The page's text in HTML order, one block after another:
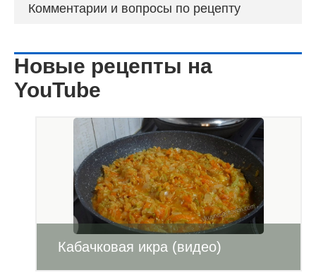
Комментарии и вопросы по рецепту
Новые рецепты на
YouTube
Кабачковая икра (видео)